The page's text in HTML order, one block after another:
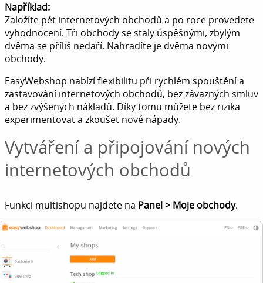
Například:
Založíte pět internetových obchodů a po roce provedete
vyhodnocení. Tři obchody se staly úspěšnými, zbylým
dvěma se příliš nedaří. Nahradíte je dvěma novými
obchody.
EasyWebshop nabízí flexibilitu při rychlém spouštění a
zastavování internetových obchodů, bez závazných smluv
a bez zvýšených nákladů. Díky tomu můžete bez rizika
experimentovat a zkoušet nové nápady.
Vytváření a připojování nových
internetových obchodů
Funkci multishopu najdete na Panel > Moje obchody.